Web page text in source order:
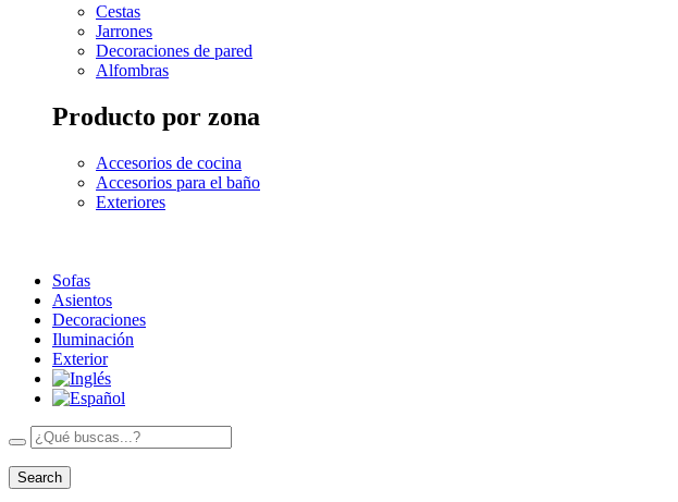
Cestas
Jarrones
Decoraciones de pared
Alfombras
Producto por zona
Accesorios de cocina
Accesorios para el baño
Exteriores
Sofas
Asientos
Decoraciones
Iluminación
Exterior
Search